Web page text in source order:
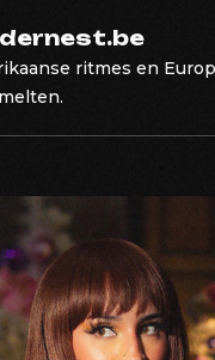
ritmes en